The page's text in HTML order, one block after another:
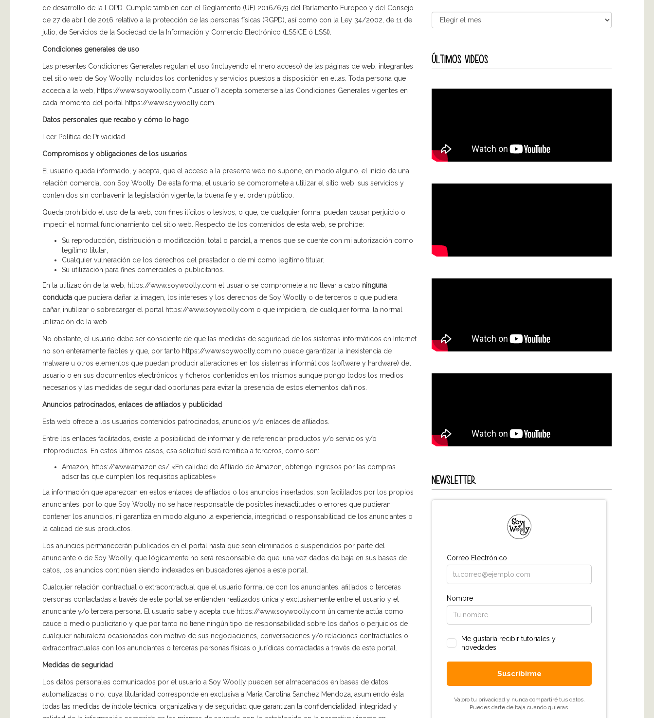
de desarrollo de la LOPD. Cumple también con el Reglamento (UE) 2016/679 del Parlamento Europeo y del Consejo
de 27 de abril de 2016 relativo a la protección de las personas físicas (RGPD), así como con la Ley 34/2002, de 11 de
julio, de Servicios de la Sociedad de la Información y Comercio Electrónico (LSSICE ó LSSI).
Condiciones generales de uso
Las presentes Condiciones Generales regulan el uso (incluyendo el mero acceso) de las páginas de web, integrantes
del sitio web de Soy Woolly incluidos los contenidos y servicios puestos a disposición en ellas. Toda persona que
acceda a la web, https://www.soywoolly.com (“usuario”) acepta someterse a las Condiciones Generales vigentes en
cada momento del portal https://www.soywoolly.com.
Datos personales que recabo y cómo lo hago
Leer Política de Privacidad.
Compromisos y obligaciones de los usuarios
El usuario queda informado, y acepta, que el acceso a la presente web no supone, en modo alguno, el inicio de una
relación comercial con Soy Woolly. De esta forma, el usuario se compromete a utilizar el sitio web, sus servicios y
contenidos sin contravenir la legislación vigente, la buena fe y el orden público.
Queda prohibido el uso de la web, con fines ilícitos o lesivos, o que, de cualquier forma, puedan causar perjuicio o
impedir el normal funcionamiento del sitio web. Respecto de los contenidos de esta web, se prohíbe:
Su reproducción, distribución o modificación, total o parcial, a menos que se cuente con mi autorización como
legítimo titular;
Cualquier vulneración de los derechos del prestador o de mi como legítimo titular;
Su utilización para fines comerciales o publicitarios.
En la utilización de la web, https://www.soywoolly.com el usuario se compromete a no llevar a cabo ninguna
conducta que pudiera dañar la imagen, los intereses y los derechos de Soy Woolly o de terceros o que pudiera
dañar, inutilizar o sobrecargar el portal https://www.soywoolly.com o que impidiera, de cualquier forma, la normal
utilización de la web.
No obstante, el usuario debe ser consciente de que las medidas de seguridad de los sistemas informáticos en Internet
no son enteramente fiables y que, por tanto https://www.soywoolly.com no puede garantizar la inexistencia de
malware u otros elementos que puedan producir alteraciones en los sistemas informáticos (software y hardware) del
usuario o en sus documentos electrónicos y ficheros contenidos en los mismos aunque pongo todos los medios
necesarios y las medidas de seguridad oportunas para evitar la presencia de estos elementos dañinos.
Anuncios patrocinados, enlaces de afiliados y publicidad
Esta web ofrece a los usuarios contenidos patrocinados, anuncios y/o enlaces de afiliados.
Entre los enlaces facilitados, existe la posibilidad de informar y de referenciar productos y/o servicios y/o
infoproductos. En estos últimos casos, esa solicitud será remitida a terceros, como son:
Amazon, https://www.amazon.es/ «En calidad de Afiliado de Amazon, obtengo ingresos por las compras
adscritas que cumplen los requisitos aplicables»
La información que aparezcan en estos enlaces de afiliados o los anuncios insertados, son facilitados por los propios
anunciantes, por lo que Soy Woolly no se hace responsable de posibles inexactitudes o errores que pudieran
contener los anuncios, ni garantiza en modo alguno la experiencia, integridad o responsabilidad de los anunciantes o
la calidad de sus productos.
Los anuncios permanecerán publicados en el portal hasta que sean eliminados o suspendidos por parte del
anunciante o de Soy Woolly, que lógicamente no será responsable de que, una vez dados de baja en sus bases de
datos, los anuncios continúen siendo indexados en buscadores ajenos a este portal.
Cualquier relación contractual o extracontractual que el usuario formalice con los anunciantes, afiliados o terceras
personas contactadas a través de este portal se entienden realizados única y exclusivamente entre el usuario y el
anunciante y/o tercera persona. El usuario sabe y acepta que https://www.soywoolly.com únicamente actúa como
cauce o medio publicitario y que por tanto no tiene ningún tipo de responsabilidad sobre los daños o perjuicios de
cualquier naturaleza ocasionados con motivo de sus negociaciones, conversaciones y/o relaciones contractuales o
extracontractuales con los anunciantes o terceras personas físicas o jurídicas contactadas a través de este portal.
Medidas de seguridad
Los datos personales comunicados por el usuario a Soy Woolly pueden ser almacenados en bases de datos
automatizadas o no, cuya titularidad corresponde en exclusiva a Maria Carolina Sanchez Mendoza, asumiendo ésta
todas las medidas de índole técnica, organizativa y de seguridad que garantizan la confidencialidad, integridad y
ÚLTIMOS VIDEOS
NEWSLETTER